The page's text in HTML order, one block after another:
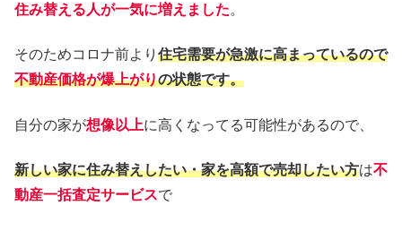
住み替える人が一気に増えました。
そのためコロナ前より 住宅需要が急激に高まっているので
不動産価格が爆上がりの状態です。
自分の家が想像以上に高くなってる可能性があるので、
新しい家に住み替えしたい・家を高額で売却したい方は不
動産一括査定サービスで